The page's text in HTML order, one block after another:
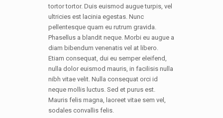
tortor tortor. Duis euismod augue turpis, vel
ultricies est lacinia egestas. Nunc
pellentesque quam eu rutrum gravida.
Phasellus a blandit neque. Morbi eu augue a
diam bibendum venenatis vel at libero.
Etiam consequat, dui eu semper eleifend,
nulla dolor euismod mauris, in facilisis nulla
nibh vitae velit. Nulla consequat orci id
neque mollis luctus. Sed et purus est.
Mauris felis magna, laoreet vitae sem vel,
sodales convallis felis.